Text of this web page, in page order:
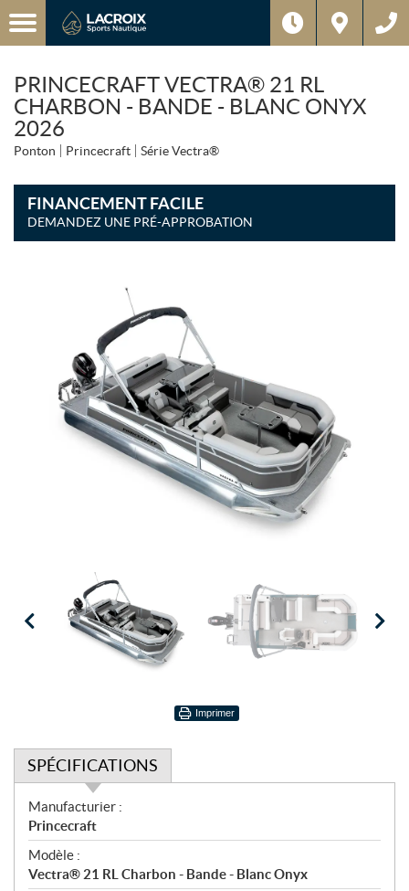
PRINCECRAFT VECTRA® 21 RL
CHARBON - BANDE - BLANC ONYX
2026
Ponton Princecraft Série Vectra®
FINANCEMENT FACILE
DEMANDEZ UNE PRÉ-APPROBATION
Imprimer
SPÉCIFICATIONS
S
p
é
c
i
Manufacturier :
Princecraft
Modèle :
Vectra® 21 RL Charbon - Bande - Blanc Onyx